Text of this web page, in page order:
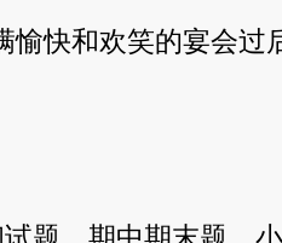
快和欢笑的宴会过